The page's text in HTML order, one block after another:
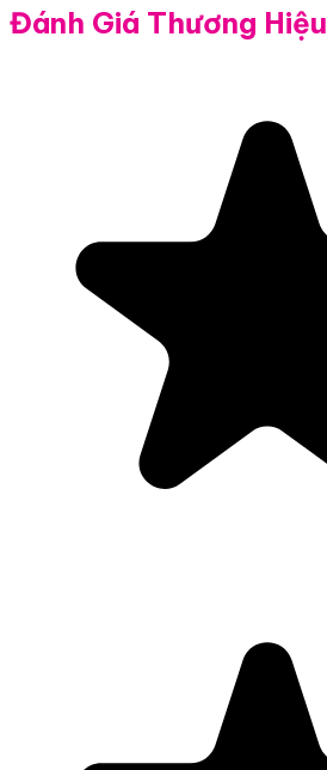
Đánh Giá Thương Hiệu